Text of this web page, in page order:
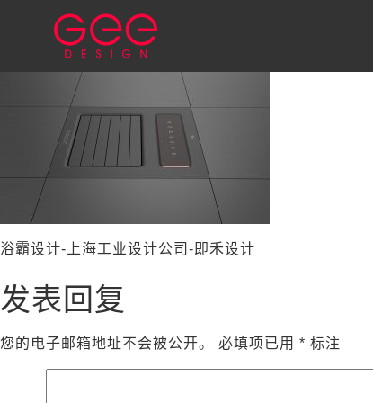
浴霸设计-上海工业设计公司-即禾设计
发表回复
您的电子邮箱地址不会被公开。 必填项已用 * 标注